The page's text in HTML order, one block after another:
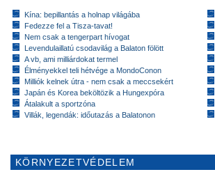
Kína: bepillantás a holnap világába
Fedezze fel a Tisza-tavat!
Nem csak a tengerpart hívogat
Levendulaillatú csodavilág a Balaton fölött
A vb, ami milliárdokat termel
Élményekkel teli hétvége a MondoConon
Milliók kelnek útra - nem csak a meccsekért
Japán és Korea beköltözik a Hungexpóra
Átalakult a sportzóna
Villák, legendák: időutazás a Balatonon
KÖRNYEZETVÉDELEM